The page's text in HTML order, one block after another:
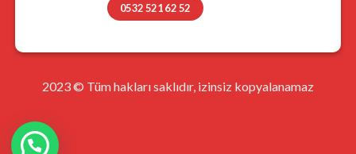
0532 521 62 52
2023 © Tüm hakları saklıdır, izinsiz kopyalanamaz